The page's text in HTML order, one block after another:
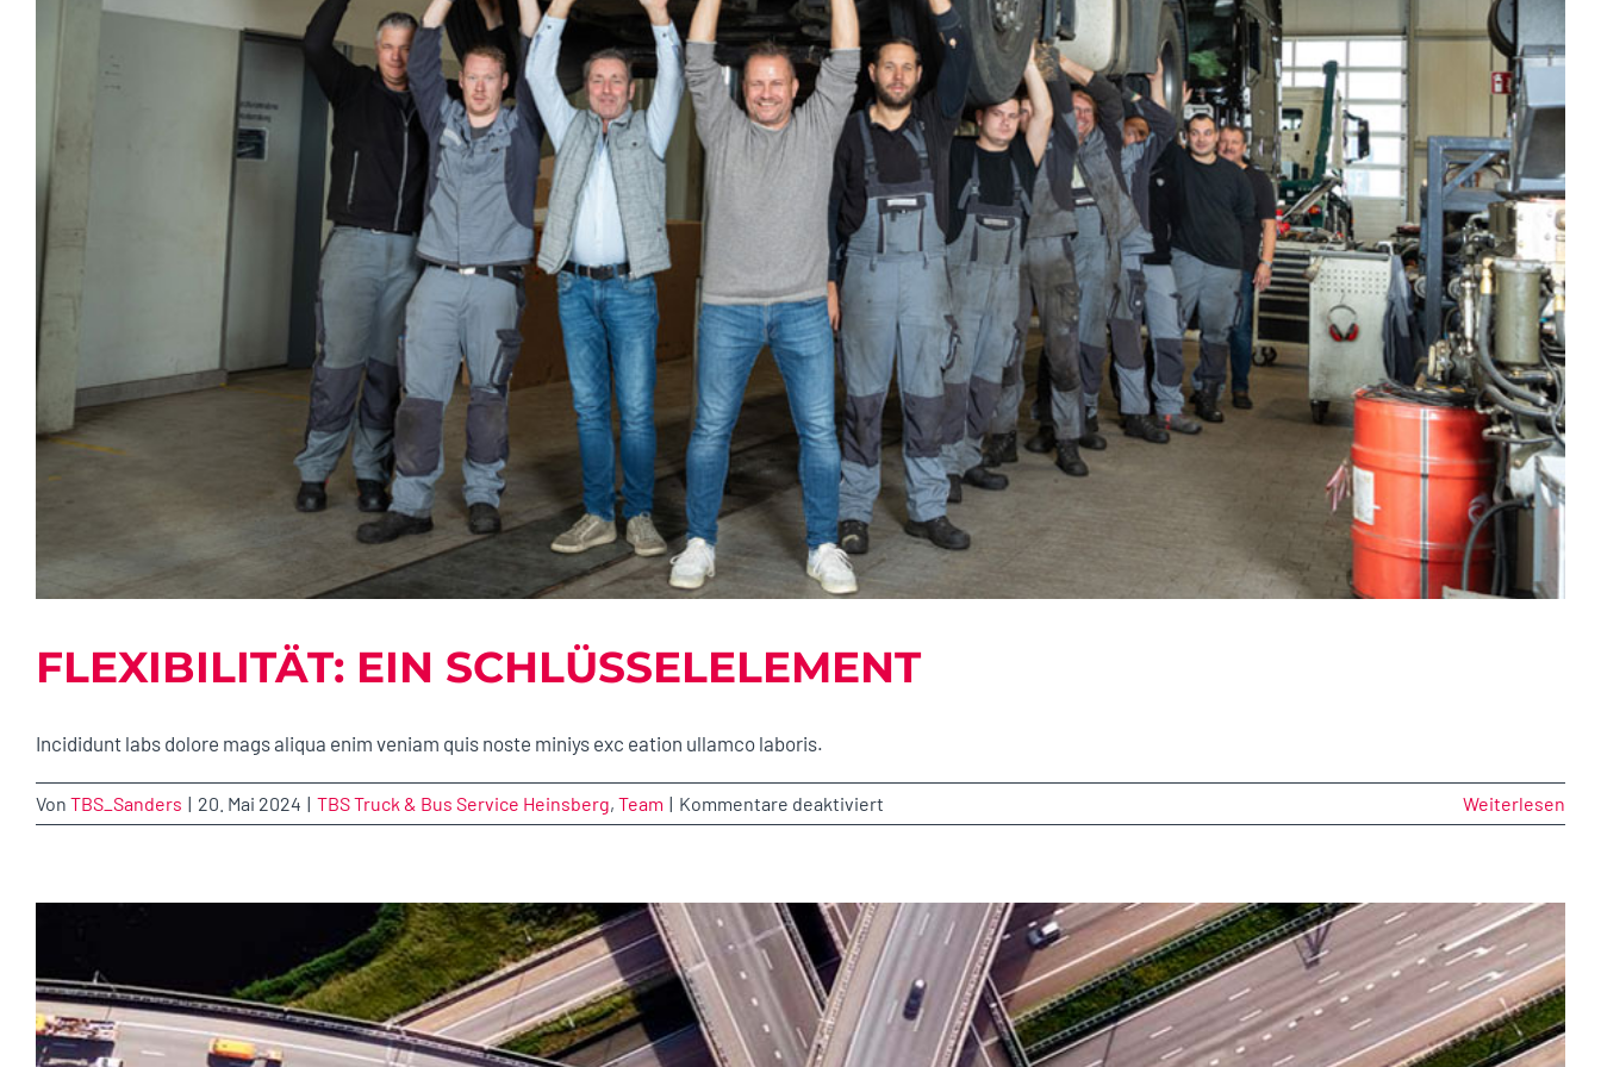
FLEXIBILITÄT: EIN SCHLÜSSELELEMENT
Incididunt labs dolore mags aliqua enim veniam quis noste miniys exc eation ullamco laboris.
Von TBS_Sanders | 20. Mai 2024 | TBS Truck & Bus Service Heinsberg, Team | Kommentare deaktiviert
Flexibilität:
Weiterlesen